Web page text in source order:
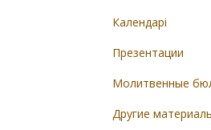
Календарі
Презентации
Молитвенные
Другие